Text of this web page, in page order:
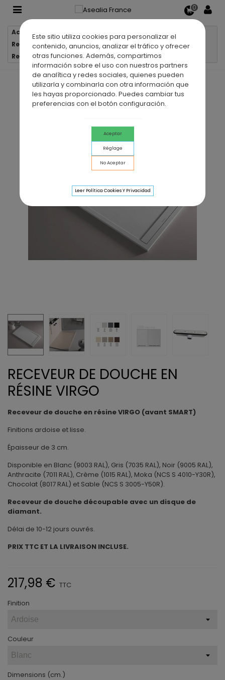
Este sitio utiliza cookies para personalizar el
contenido, anuncios, analizar el tráfico y ofrecer
otras funciones. Además, compartimos
información sobre el uso con nuestros partners
de analítica y redes sociales, quienes pueden
utilizarla y combinarla con otra información que
les hayas proporcionado. Puedes cambiar tus
preferencias con el botón configuración.
Aceptar
Réglage
No Aceptar
Leer Política Cookies Y Privacidad
0
Accueil
Receveurs de douche en résine
Receveur de douche en résine VIRGO
RECEVEUR DE DOUCHE EN
RÉSINE VIRGO
Receveur de douche en résine VIRGO (avant SMART)
Finitions ardoise et lisse.
Épaisseur de 3 cm.
Disponible en Blanc (9003 RAL), Gris (7035 RAL), Noir (9005 RAL),
Anthracite (7011 RAL), Crème (1015 RAL), Moka (NCS S 4010-Y30R),
Chocolat (8017 RAL) et Sable (NCS S 3005-Y50R).
Receveur de douche découpable avec un disque de
diamant.
Délai de 10-12 jours ouvrés.
PRIX TTC ET LA LIVRAISON INCLUSE.
217,98 € TTC
Finition
Couleur
Dimensions (cm.)